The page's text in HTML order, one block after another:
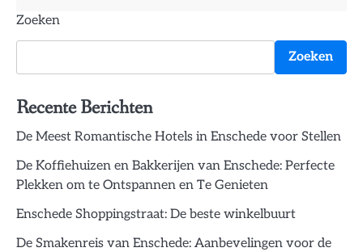
Zoeken
Zoeken
Recente Berichten
De Meest Romantische Hotels in Enschede voor Stellen
De Koffiehuizen en Bakkerijen van Enschede: Perfecte
Plekken om te Ontspannen en Te Genieten
Enschede Shoppingstraat: De beste winkelbuurt
De Smakenreis van Enschede: Aanbevelingen voor de